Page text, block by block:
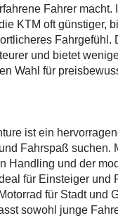
Fahrer macht.
KTM oft günstiger,
Fahrgefühl.
und bietet
Wahl für
ist ein
Fahrspaß suchen.
Handling und der
für Einsteiger und
für Stadt und
sowohl junge